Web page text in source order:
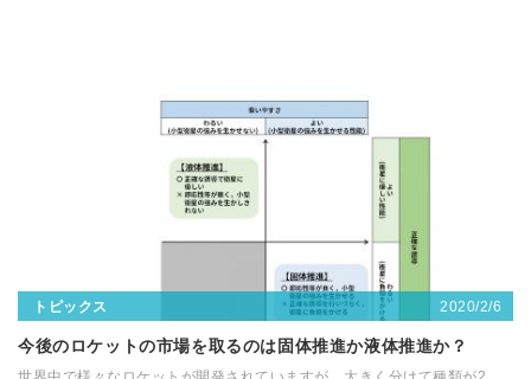
トピックス 2020/2/6
今後のロケットの市場を取るのは固体推進か液体推進か？